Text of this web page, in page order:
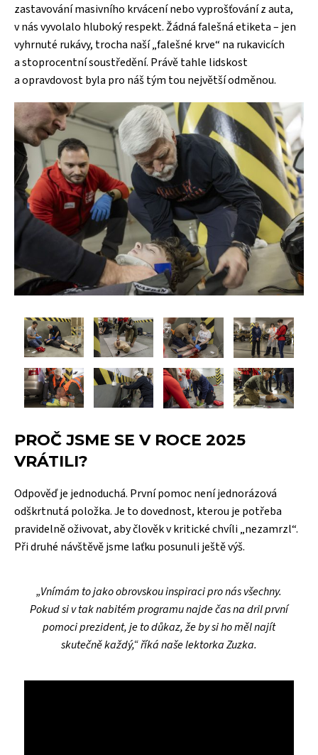
zastavování masivního krvácení nebo vyprošťování z auta,
v nás vyvolalo hluboký respekt. Žádná falešná etiketa – jen
vyhrnuté rukávy, trocha naší „falešné krve“ na rukavicích
a stoprocentní soustředění. Právě tahle lidskost
a opravdovost byla pro náš tým tou největší odměnou.
PROČ JSME SE V ROCE 2025
VRÁTILI?
Odpověď je jednoduchá. První pomoc není jednorázová
odškrtnutá položka. Je to dovednost, kterou je potřeba
pravidelně oživovat, aby člověk v kritické chvíli „nezamrzl“.
Při druhé návštěvě jsme laťku posunuli ještě výš.
„Vnímám to jako obrovskou inspiraci pro nás všechny.
Pokud si v tak nabitém programu najde čas na dril první
pomoci prezident, je to důkaz, že by si ho měl najít
skutečně každý,“ říká naše lektorka Zuzka.